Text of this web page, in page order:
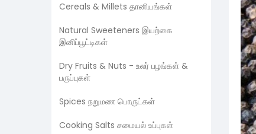
Cereals & Millets தானியங்கள்
Natural Sweeteners இயற்கை
இனிப்பூட்டிகள்
Dry Fruits & Nuts - உலர் பழங்கள் &
பருப்புகள்
Spices நறுமண பொருட்கள்
Cooking Salts சமையல் உப்புகள்